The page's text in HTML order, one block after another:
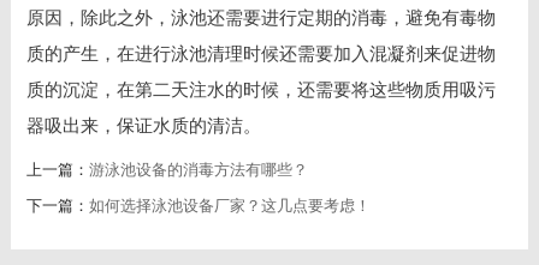
原因，除此之外，泳池还需要进行定期的消毒，避免有毒物
质的产生，在进行泳池清理时候还需要加入混凝剂来促进物
质的沉淀，在第二天注水的时候，还需要将这些物质用吸污
器吸出来，保证水质的清洁。
上一篇： 游泳池设备的消毒方法有哪些？
下一篇： 如何选择泳池设备厂家？这几点要考虑！